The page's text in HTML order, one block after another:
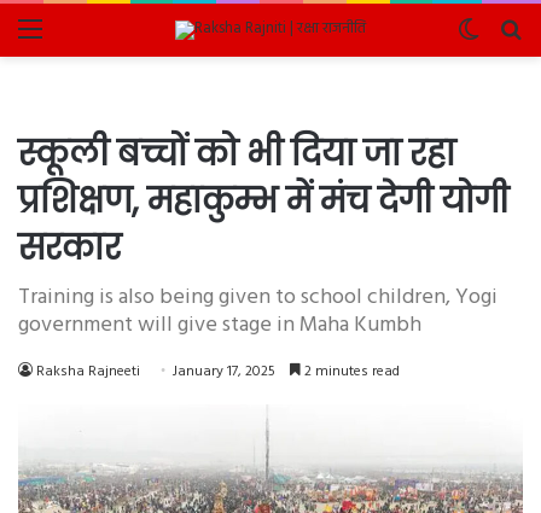
Menu
Switch
skin
स्कूली बच्चों को भी दिया जा रहा
प्रशिक्षण, महाकुम्भ में मंच देगी योगी
सरकार
Training is also being given to school children, Yogi
government will give stage in Maha Kumbh
Raksha Rajneeti January 17, 2025 2 minutes read